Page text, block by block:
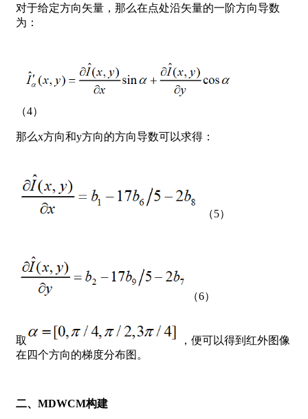
对于给定方向矢量，那么在点处沿矢量的一阶方向导数
为：
（4）
那么x方向和y方向的方向导数可以求得：
（5）
（6）
取
，便可以得到红外图像
在四个方向的梯度分布图。
二、MDWCM构建